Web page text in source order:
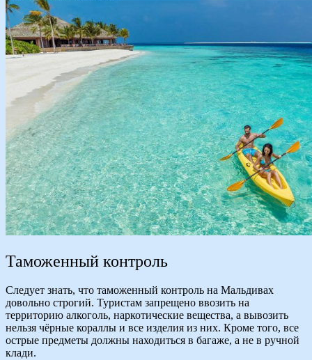
Таможенный контроль
Следует знать, что таможенный контроль на Мальдивах
довольно строгий. Туристам запрещено ввозить на
территорию алкоголь, наркотические вещества, а вывозить
нельзя чёрные кораллы и все изделия из них. Кроме того, все
острые предметы должны находиться в багаже, а не в ручной
клади.